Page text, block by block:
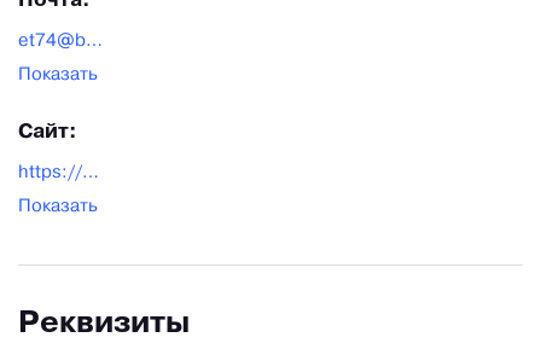
et74@bk.ru
Показать
Сайт:
https://www.et174.ru/
Показать
Реквизиты